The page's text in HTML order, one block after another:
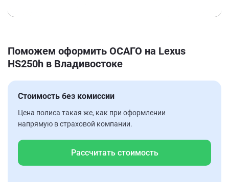
Поможем оформить ОСАГО на Lexus
HS250h в Владивостоке
Стоимость без комиссии
Цена полиса такая же, как при оформлении
напрямую в страховой компании.
Рассчитать стоимость